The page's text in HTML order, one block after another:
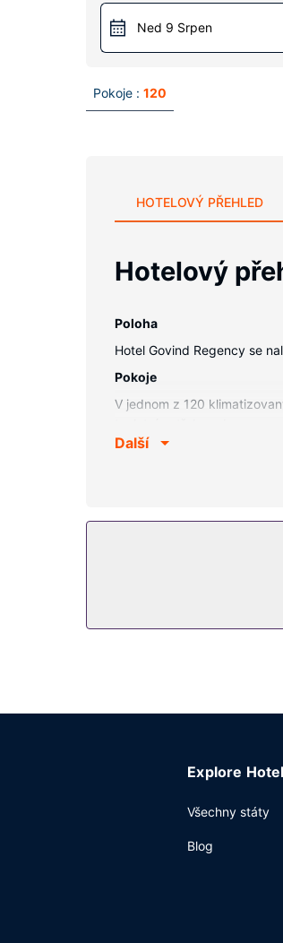
Ned 9 Srpen
Pokoje : 120
HOTELOVÝ PŘEHLED
Hotelový
Poloha
Hotel Govind Regency se
Pokoje
V jednom z 120
Další vybavení
Další
Explore
Všechny státy
Blog